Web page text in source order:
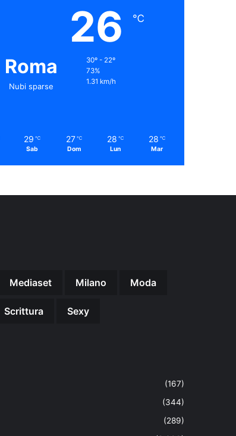
Roma
Nubi sparse
26 ℃
30º - 22º
73%
1.31 km/h
29 ℃
Sab
27 ℃
Dom
28 ℃
Lun
28 ℃
Mar
Mediaset Milano Moda
Scrittura Sexy
(167)
(344)
(289)